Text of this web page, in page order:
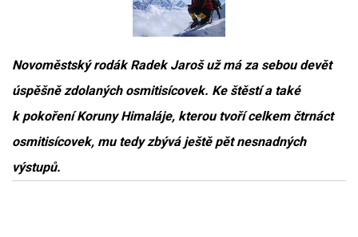
Novoměstský rodák Radek Jaroš už má za sebou devět
úspěšně zdolaných osmitisícovek. Ke štěstí a také
k pokoření Koruny Himaláje, kterou tvoří celkem čtrnáct
osmitisícovek, mu tedy zbývá ještě pět nesnadných
výstupů.